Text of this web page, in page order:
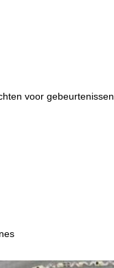
voor gebeurtenissen